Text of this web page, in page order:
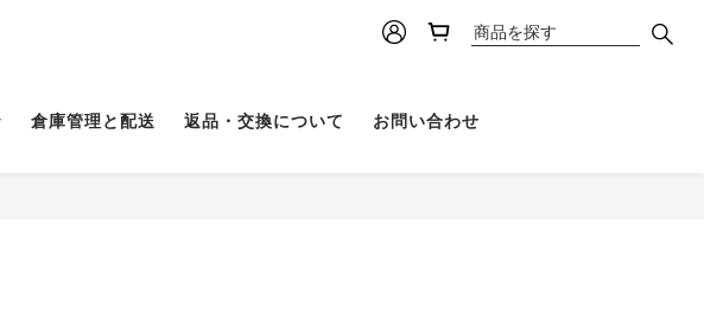
倉庫管理と配送 返品・交換について お問い合わせ